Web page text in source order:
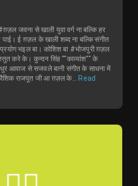
जवना से खाली युवा वर्ग ना बल्कि हर
ई ग़ज़ल के खाली शब्द ना बल्कि संगीत
भइल बा। कोशिश बा #भोजपुरी ग़ज़ल
करे के। कुन्दन सिंह ""काव्यांश"" के
आवाज से सजवले बानी संगीत के साधना में
राजपूत जी आ ग़ज़ल के... Read